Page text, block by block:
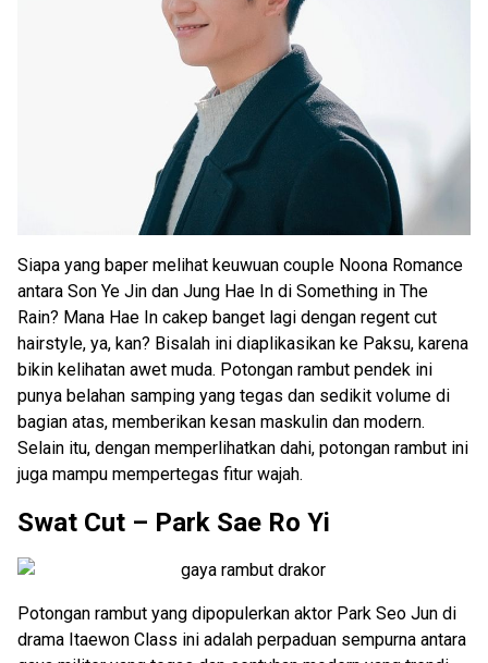
Siapa yang baper melihat keuwuan couple Noona Romance
antara Son Ye Jin dan Jung Hae In di Something in The
Rain? Mana Hae In cakep banget lagi dengan regent cut
hairstyle, ya, kan? Bisalah ini diaplikasikan ke Paksu, karena
bikin kelihatan awet muda. Potongan rambut pendek ini
punya belahan samping yang tegas dan sedikit volume di
bagian atas, memberikan kesan maskulin dan modern.
Selain itu, dengan memperlihatkan dahi, potongan rambut ini
juga mampu mempertegas fitur wajah.
Swat Cut – Park Sae Ro Yi
Potongan rambut yang dipopulerkan aktor Park Seo Jun di
drama Itaewon Class ini adalah perpaduan sempurna antara